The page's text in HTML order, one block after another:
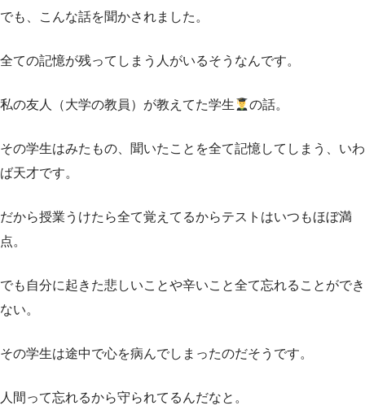
でも、こんな話を聞かされました。
全ての記憶が残ってしまう人がいるそうなんです。
私の友人（大学の教員）が教えてた学生 の話。
その学生はみたもの、聞いたことを全て記憶してしまう、いわ
ば天才です。
だから授業うけたら全て覚えてるからテストはいつもほぼ満
点。
でも自分に起きた悲しいことや辛いこと全て忘れることができ
ない。
その学生は途中で心を病んでしまったのだそうです。
人間って忘れるから守られてるんだなと。